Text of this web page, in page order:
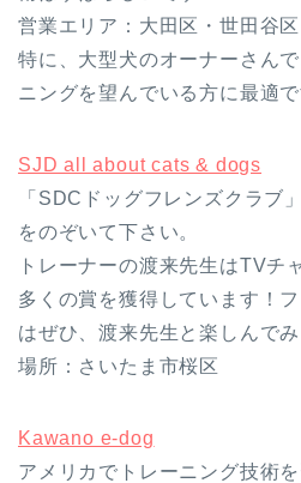
営業エリア：大田区・世田谷
特に、大型犬のオーナーさん
ニングを望んでいる方に最適で
SJD all about cats & dogs
「SDCドッグフレンズクラブ
をのぞいて下さい。
トレーナーの渡来先生はTVチ
多くの賞を獲得しています！
はぜひ、渡来先生と楽しんで
場所：さいたま市桜区
Kawano e-dog
アメリカでトレーニング技術